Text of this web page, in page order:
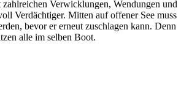
Verwicklungen, Wendungen und
Verdächtiger. Mitten auf offener See muss
bevor er erneut zuschlagen kann. Denn
alle im selben Boot.